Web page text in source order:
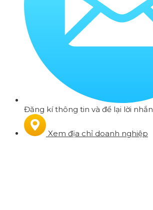
Đăng kí thông tin và để lại lời nhắn
Xem địa chỉ doanh nghiệp